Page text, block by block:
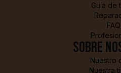
Guía de
FAQ
sobre
Nuestro
Nuestra